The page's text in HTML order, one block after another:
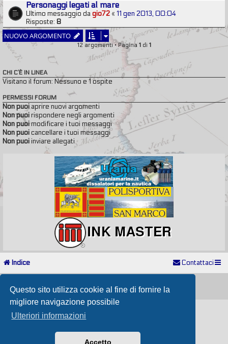
Questo sito utilizza cookie al fine di fornire la
migliore navigazione possibile
Ulteriori informazioni
Accetto
Personaggi legati al mare
Ultimo messaggio dagio72 « 11 gen 2013, 00:04
Risposte: 8
NUOVO ARGOMENTO
12 argomenti • Pagina 1 di 1
CHI C’È IN LINEA
Visitano il forum: Nessuno e 1 ospite
PERMESSI FORUM
Non puoiaprire nuovi argomenti
Non puoirispondere negli argomenti
Non puoimodificare i tuoi messaggi
Non puoicancellare i tuoi messaggi
Non puoiinviare allegati
Indice Contattaci
Passione Nutica 2017 style created byMakrov
Traduzione Italiana phpBB-Store.it